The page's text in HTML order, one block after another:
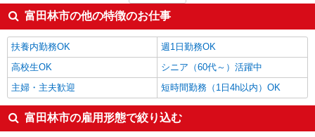
経理・人事・労務・総務・法務1,500円
医療事務・受付・クラーク 1,500円
クレーン・玉掛1,425円
富田林市の他の職種の平均時給を見る
富田林市の他の特徴のお仕事
扶養内勤務OK
週1日勤務OK
高校生OK
シニア（60代～）活躍中
主婦・主夫歓迎
短時間勤務（1日4h以内）OK
富田林市の雇用形態で絞り込む